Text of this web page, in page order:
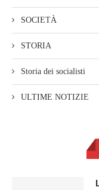
SOCIETÀ
STORIA
Storia dei socialisti
ULTIME NOTIZIE